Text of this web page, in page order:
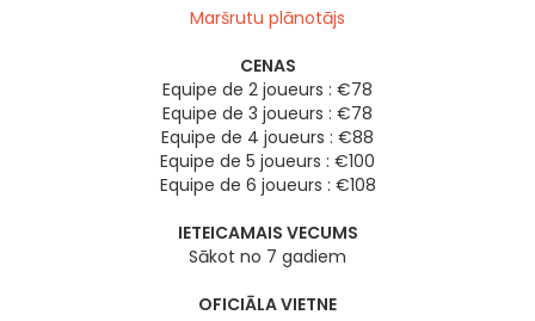
Maršrutu plānotājs
CENAS
Equipe de 2 joueurs : €78
Equipe de 3 joueurs : €78
Equipe de 4 joueurs : €88
Equipe de 5 joueurs : €100
Equipe de 6 joueurs : €108
IETEICAMAIS VECUMS
Sākot no 7 gadiem
OFICIĀLA VIETNE